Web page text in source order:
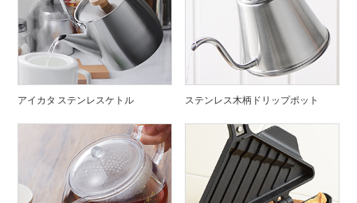
アイカタ ステンレスケトル ステンレス木柄ドリップポット